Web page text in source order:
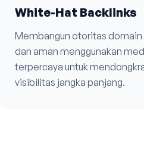
White-Hat Backlinks
Membangun otoritas domain
dan aman menggunakan
terpercaya untuk
visibilitas jangka panjang.